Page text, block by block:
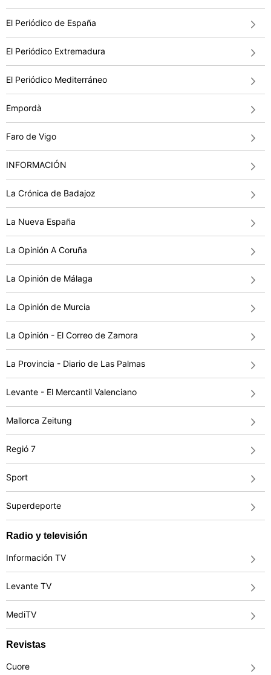
El Periódico de España
El Periódico Extremadura
El Periódico Mediterráneo
Empordà
Faro de Vigo
INFORMACIÓN
La Crónica de Badajoz
La Nueva España
La Opinión A Coruña
La Opinión de Málaga
La Opinión de Murcia
La Opinión - El Correo de Zamora
La Provincia - Diario de Las Palmas
Levante - El Mercantil Valenciano
Mallorca Zeitung
Regió 7
Sport
Superdeporte
Radio y televisión
Información TV
Levante TV
MediTV
Revistas
Cuore